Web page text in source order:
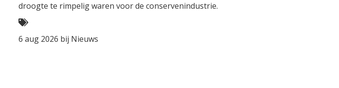
droogte te rimpelig waren voor de conservenindustrie.
6 aug 2026 bij Nieuws